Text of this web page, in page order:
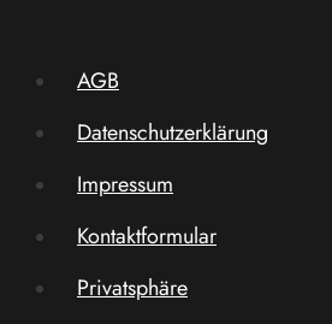
AGB
Datenschutzerklärung
Impressum
Kontaktformular
Privatsphäre